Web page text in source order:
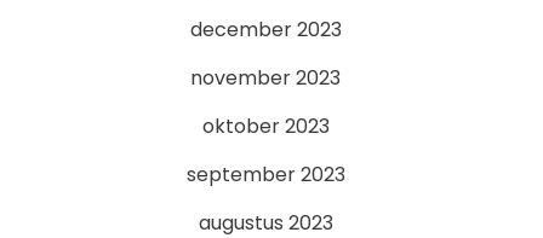
december 2023
november 2023
oktober 2023
september 2023
augustus 2023